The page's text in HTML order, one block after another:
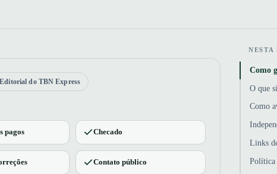
NESTA
Como
O que
Como
Links
Política
do TBN Express
pagos Checado
Contato público